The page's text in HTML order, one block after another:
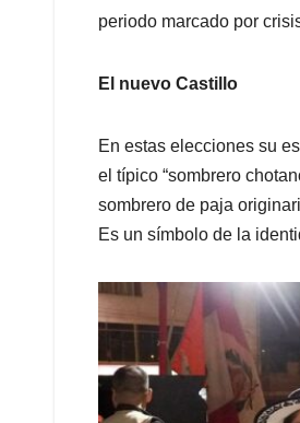
periodo marcado por
El nuevo Castillo
En estas elecciones su
el típico “sombrero
sombrero de paja
Es un símbolo de la